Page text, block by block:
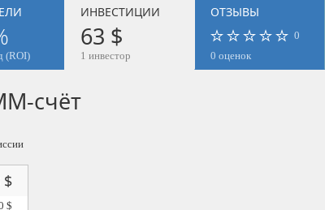
(ROI)
ИНВЕСТИЦИИ
63 $
1 инвестор
ОТЗЫВЫ
0
0 оценок
счёт
$
$